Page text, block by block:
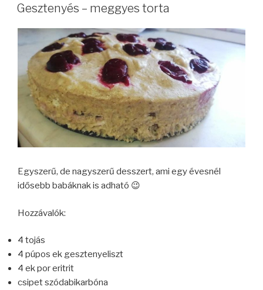
Gesztenyés – meggyes torta
Egyszerű, de nagyszerű desszert, ami egy évesnél
idősebb babáknak is adható 😉
Hozzávalók:
4 tojás
4 púpos ek gesztenyeliszt
4 ek por eritrit
csipet szódabikarbóna